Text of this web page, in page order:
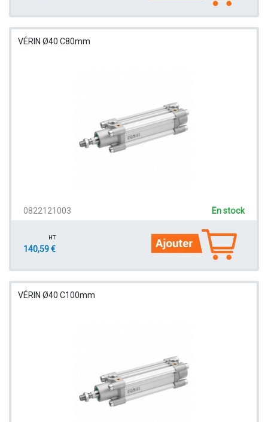
VÉRIN Ø40 C80mm
0822121003 En stock
HT
140,59 €
VÉRIN Ø40 C100mm